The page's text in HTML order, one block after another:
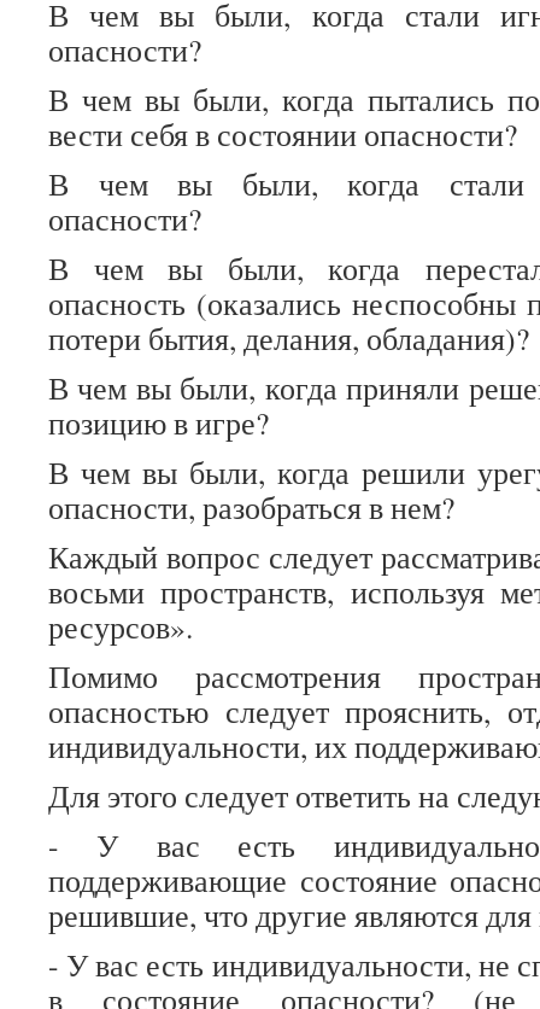
В чем вы были, когда стали
опасности?
В чем вы были, когда пытались
вести себя в состоянии опасности?
В чем вы были, когда стали
опасности?
В чем вы были, когда
опасность (оказались неспособны
потери бытия, делания, обладания)?
В чем вы были, когда приняли
позицию в игре?
В чем вы были, когда решили
опасности, разобраться в нем?
Каждый вопрос следует
восьми пространств, используя
ресурсов».
Помимо рассмотрения
опасностью следует прояснить,
индивидуальности, их
Для этого следует ответить на
- У вас есть
поддерживающие состояние
решившие, что другие являются
- У вас есть индивидуальности, не
в состояние опасности? (не